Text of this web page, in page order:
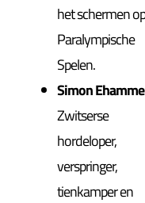
het schermen
Paralympische
Spelen.
Simon
Zwitserse
hordeloper,
verspringer,
tienkamper en